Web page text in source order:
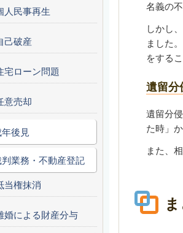
名義の
しかし
ました
をする
遺留分
遺留分
た時」
また、
人民事再生
己破産
宅ローン問題
意売却
年後見
判業務・不動産登記
当権抹消
婚による財産分与